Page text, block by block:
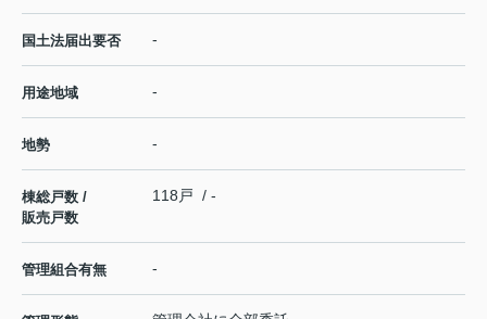
国土法届出要否 -
用途地域 -
地勢 -
棟総戸数 /
販売戸数
118戸 / -
管理組合有無 -